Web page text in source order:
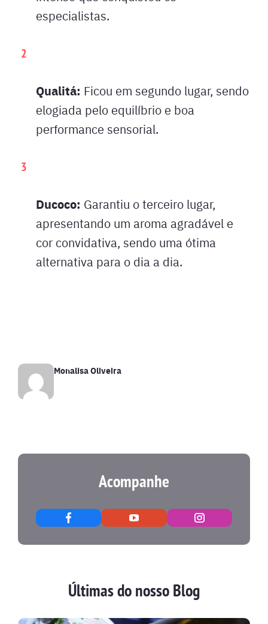
especialistas.
Qualitá: Ficou em segundo lugar, sendo
elogiada pelo equilíbrio e boa
performance sensorial.
Ducoco: Garantiu o terceiro lugar,
apresentando um aroma agradável e
cor convidativa, sendo uma ótima
alternativa para o dia a dia.
Monalisa Oliveira
Acompanhe
Últimas do nosso Blog